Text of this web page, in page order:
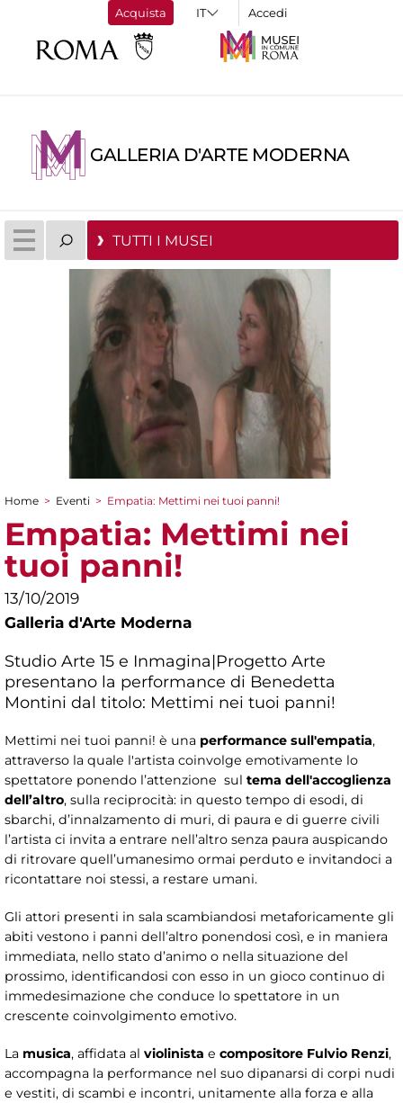
Acquista Accedi
GALLERIA D'ARTE MODERNA
TUTTI I MUSEI
Tu sei qui
Home > Eventi > Empatia: Mettimi nei tuoi panni!
Empatia: Mettimi nei
tuoi panni!
13/10/2019
Galleria d'Arte Moderna
Studio Arte 15 e Inmagina|Progetto Arte
presentano la performance di Benedetta
Montini dal titolo: Mettimi nei tuoi panni!
Mettimi nei tuoi panni! è una performance sull'empatia,
attraverso la quale l'artista coinvolge emotivamente lo
spettatore ponendo l’attenzione sul tema dell'accoglienza
dell’altro, sulla reciprocità: in questo tempo di esodi, di
sbarchi, d’innalzamento di muri, di paura e di guerre civili
l’artista ci invita a entrare nell’altro senza paura auspicando
di ritrovare quell’umanesimo ormai perduto e invitandoci a
ricontattare noi stessi, a restare umani.
Gli attori presenti in sala scambiandosi metaforicamente gli
abiti vestono i panni dell’altro ponendosi così, e in maniera
immediata, nello stato d’animo o nella situazione del
prossimo, identificandosi con esso in un gioco continuo di
immedesimazione che conduce lo spettatore in un
crescente coinvolgimento emotivo.
La musica, affidata al violinista e compositore Fulvio Renzi,
accompagna la performance nel suo dipanarsi di corpi nudi
e vestiti, di scambi e incontri, unitamente alla forza e alla